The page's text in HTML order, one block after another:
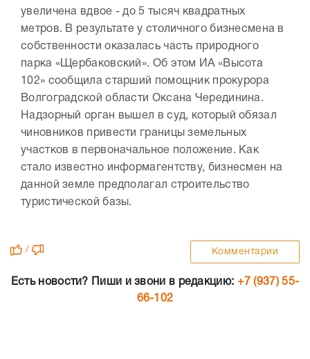
увеличена вдвое - до 5 тысяч квадратных
метров. В результате у столичного бизнесмена в
собственности оказалась часть природного
парка «Щербаковский». Об этом ИА «Высота
102» сообщила старший помощник прокурора
Волгоградской области Оксана Черединина.
Надзорный орган вышел в суд, который обязал
чиновников привести границы земельных
участков в первоначальное положение. Как
стало известно информагентству, бизнесмен на
данной земле предполагал строительство
туристической базы.
/ Комментарии
Есть новости? Пиши и звони в редакцию: +7 (937) 55-
66-102